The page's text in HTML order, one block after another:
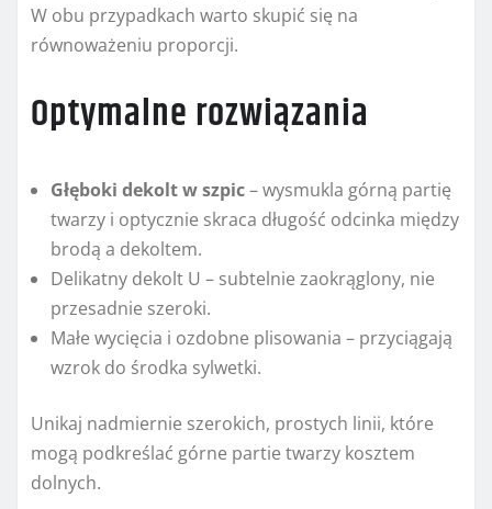
W obu przypadkach warto skupić się na
równoważeniu proporcji.
Optymalne rozwiązania
Głęboki dekolt w szpic– wysmukla górną partię
twarzy i optycznie skraca długość odcinka między
brodą a dekoltem.
Delikatny dekolt U – subtelnie zaokrąglony, nie
przesadnie szeroki.
Małe wycięcia i ozdobne plisowania – przyciągają
wzrok do środka sylwetki.
Unikaj nadmiernie szerokich, prostych linii, które
mogą podkreślać górne partie twarzy kosztem
dolnych.